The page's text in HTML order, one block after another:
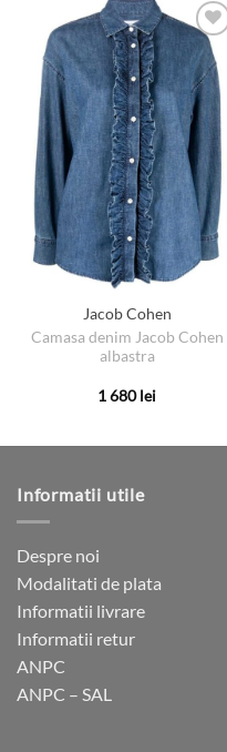
Jacob Cohen
Camasa denim Jacob Cohen
albastra
1 680lei
multe
pot
alese
în
Informatii utile
Despre noi
Modalitati de plata
Informatii livrare
Informatii retur
ANPC
ANPC – SAL